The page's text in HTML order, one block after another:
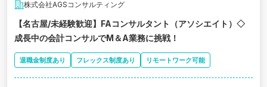
株式会社AGSコンサルティング
【名古屋/未経験歓迎】FAコンサルタント（アソシエイト）◇
成長中の会計コンサルでM＆A業務に挑戦！
退職金制度あり フレックス制度あり リモートワーク可能